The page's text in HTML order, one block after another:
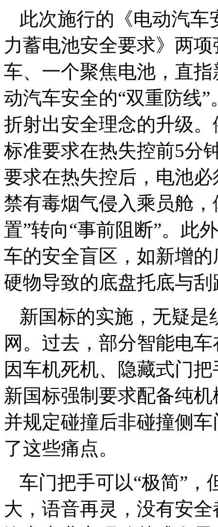
此次施行的《电动汽
力蓄电池安全要求》两
车、一个聚焦电池，直
动汽车安全的“双重防线
折射出安全理念的升级
标准要求在热失控前5分
要求在热失控后，电池
禁有毒烟气侵入乘员舱
置”转向“事前阻断”。此
车的安全盲区，如新增
硬物导致的底盘托底与刮
新国标的实施，无疑
网。过去，部分智能电
因车机死机、隐藏式门
新国标强制要求配备纯
并规定碰撞后非碰撞侧
了这些痛点。
车门把手可以“极简”，
大，语音再灵，没有安